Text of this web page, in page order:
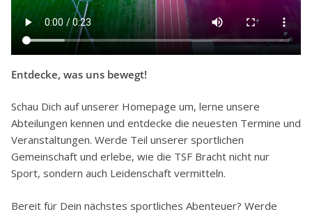
Entdecke, was uns bewegt!
Schau Dich auf unserer Homepage um, lerne unsere
Abteilungen kennen und entdecke die neuesten Termine und
Veranstaltungen. Werde Teil unserer sportlichen
Gemeinschaft und erlebe, wie die TSF Bracht nicht nur
Sport, sondern auch Leidenschaft vermitteln.
Bereit für Dein nächstes sportliches Abenteuer? Werde